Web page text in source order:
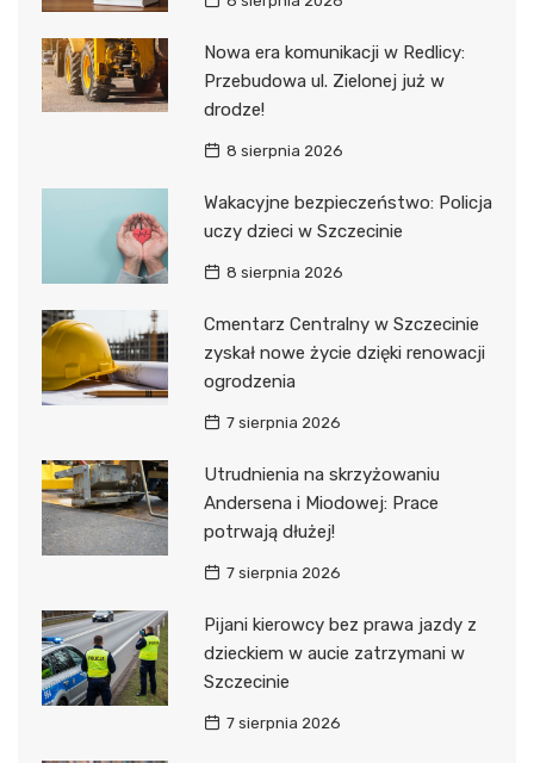
Nowa era komunikacji w Redlicy:
Przebudowa ul. Zielonej już w
drodze!
8 sierpnia 2026
Wakacyjne bezpieczeństwo: Policja
uczy dzieci w Szczecinie
8 sierpnia 2026
Cmentarz Centralny w Szczecinie
zyskał nowe życie dzięki renowacji
ogrodzenia
7 sierpnia 2026
Utrudnienia na skrzyżowaniu
Andersena i Miodowej: Prace
potrwają dłużej!
7 sierpnia 2026
Pijani kierowcy bez prawa jazdy z
dzieckiem w aucie zatrzymani w
Szczecinie
7 sierpnia 2026